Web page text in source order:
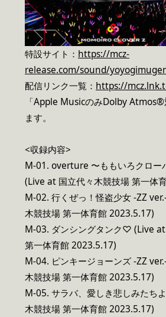
特設サイト： https://mcz-
release.com/sound/
配信リンク一覧： https://
「Apple MusicのみDolby Atmos®
ます。
<収録内容>
M-01. overture 〜ももいろクロー
(Live at 国立代々木競技場 第一体
M-02. 行くぜっ！怪盗少女 -ZZ
木競技場 第一体育館 2023.5.17)
M-03. ダンシングタンク♡ (Live
第一体育館 2023.5.17)
M-04. ピンキージョーンズ -ZZ
木競技場 第一体育館 2023.5.17)
M-05. サラバ、愛しき悲しみたち
木競技場 第一体育館 2023.5.17)